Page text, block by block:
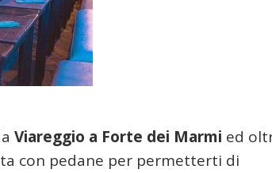
Viareggio a Forte dei Marmi ed
con pedane per permetterti di